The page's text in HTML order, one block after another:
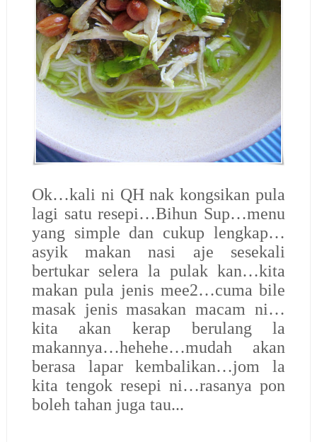
Ok…kali ni QH nak kongsikan pula
lagi satu resepi…Bihun Sup…menu
yang simple dan cukup lengkap…
asyik makan nasi aje sesekali
bertukar selera la pulak kan…kita
makan pula jenis mee2…cuma bile
masak jenis masakan macam ni…
kita akan kerap berulang la
makannya…hehehe…mudah akan
berasa lapar kembalikan…jom la
kita tengok resepi ni…rasanya pon
boleh tahan juga tau...